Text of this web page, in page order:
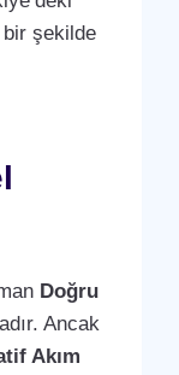
şekilde
Doğru
Ancak
Akım